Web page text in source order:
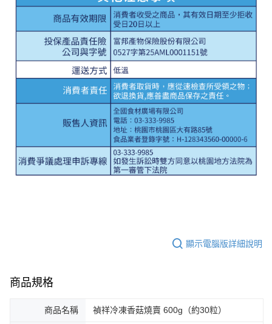
顯示電腦版詳細說明
商品規格
商品名稱 禎祥冷凍香菇燒賣 600g（約30粒）